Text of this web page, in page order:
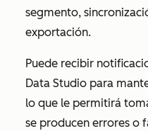
segmento,
exportación.
Puede recibir
Data Studio para
lo que le permitirá
se producen errores o